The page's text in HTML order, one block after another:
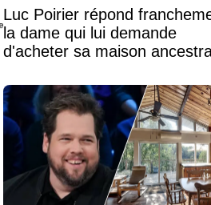
Luc Poirier répond
la dame qui lui demande
d'acheter sa maison